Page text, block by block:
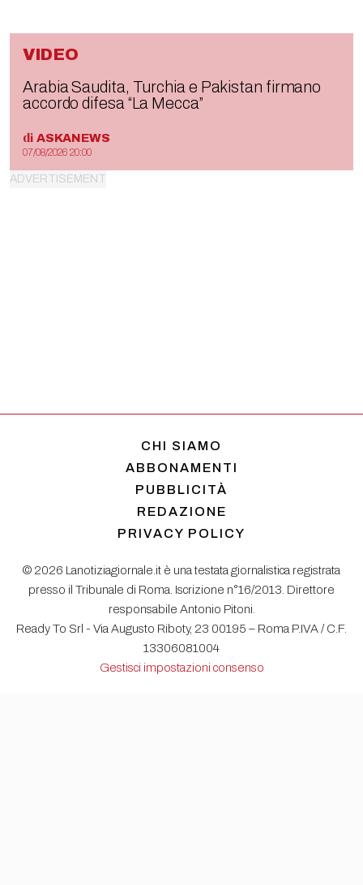
VIDEO
Arabia Saudita, Turchia e Pakistan firmano
accordo difesa “La Mecca”
di ASKANEWS
07/08/2026 20:00
CHI SIAMO
ABBONAMENTI
PUBBLICITÀ
REDAZIONE
PRIVACY POLICY
© 2026 Lanotiziagiornale.it è una testata giornalistica registrata
presso il Tribunale di Roma. Iscrizione n°16/2013. Direttore
responsabile Antonio Pitoni.
Ready To Srl - Via Augusto Riboty, 23 00195 – Roma P.IVA / C.F.
13306081004
Gestisci impostazioni consenso